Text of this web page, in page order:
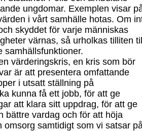
ungdomar. Exemplen visar
i vårt samhälle hotas. Om
skyddet för varje människas
värnas, så urholkas tilliten
samhällsfunktioner.
värderingskris, en kris som bör
är att presentera omfattande
i utsatt ställning på
kunna få ett jobb, för att ge
att klara sitt uppdrag, för att ge
bättre vardag och för att höja
omsorg samtidigt som vi satsar